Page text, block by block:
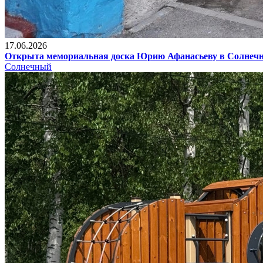
17.06.2026
Открыта мемориальная доска Юрию Афанасьеву в
Солнечный